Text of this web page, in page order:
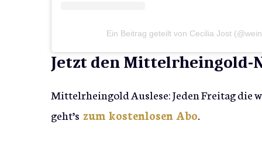
Ein Beitrag geteilt von Cecilia Jost
Jetzt den Mittelrheingold-
Mittelrheingold Auslese: Jeden Freitag
geht’s zum kostenlosen Abo.